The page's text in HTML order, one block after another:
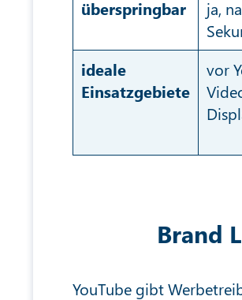
überspringbar
ja,
ideale
Einsatzgebiete
vor
Brand
YouTube gibt